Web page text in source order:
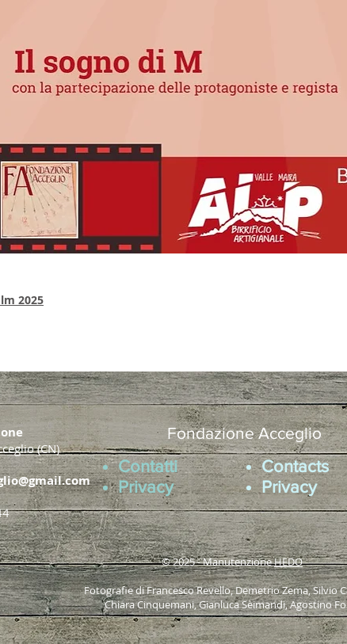
2025
(CN)
Fondazione Acceglio
Contatti
Privacy
Contacts
Privacy
© 2025 - ManutenzioneHEDO
Fotografie di Francesco Revello, Demetrio Zema, Silvio
Chiara Cinquemani, Gianluca Seimandi, Agostino